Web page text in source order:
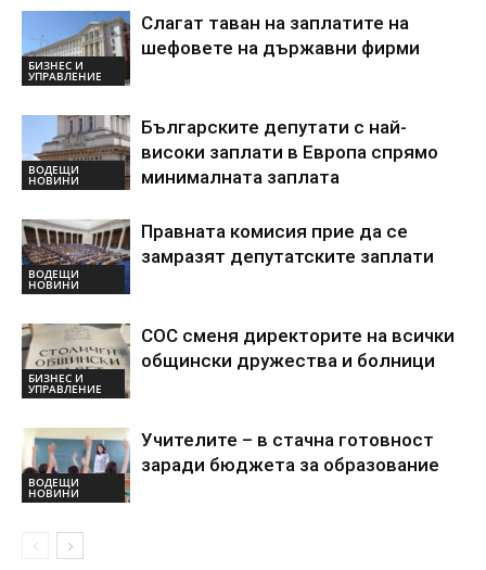
БИЗНЕС И
УПРАВЛЕНИЕ
Слагат таван на заплатите на
шефовете на държавни фирми
ВОДЕЩИ
НОВИНИ
Българските депутати с най-
високи заплати в Европа спрямо
минималната заплата
ВОДЕЩИ
НОВИНИ
Правната комисия прие да се
замразят депутатските заплати
БИЗНЕС И
УПРАВЛЕНИЕ
СОС сменя директорите на всички
общински дружества и болници
ВОДЕЩИ
НОВИНИ
Учителите – в стачна готовност
заради бюджета за образование